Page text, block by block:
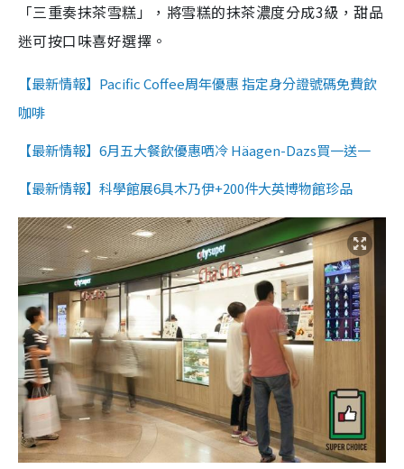
「三重奏抹茶雪糕」，將雪糕的抹茶濃度分成3級，甜品
迷可按口味喜好選擇。
【最新情報】Pacific Coffee周年優惠 指定身分證號碼免費飲
咖啡
【最新情報】6月五大餐飲優惠哂冷 Häagen-Dazs買一送一
【最新情報】科學館展6具木乃伊+200件大英博物館珍品